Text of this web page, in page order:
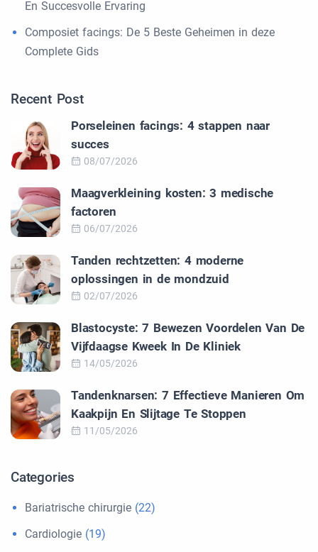
En Succesvolle Ervaring
Composiet facings: De 5 Beste Geheimen in deze
Complete Gids
Recent Post
Porseleinen facings: 4 stappen naar
succes
08/07/2026
Maagverkleining kosten: 3 medische
factoren
06/07/2026
Tanden rechtzetten: 4 moderne
oplossingen in de mondzuid
02/07/2026
Blastocyste: 7 Bewezen Voordelen Van De
Vijfdaagse Kweek In De Kliniek
14/05/2026
Tandenknarsen: 7 Effectieve Manieren Om
Kaakpijn En Slijtage Te Stoppen
11/05/2026
Categories
Bariatrische chirurgie (22)
Cardiologie (19)